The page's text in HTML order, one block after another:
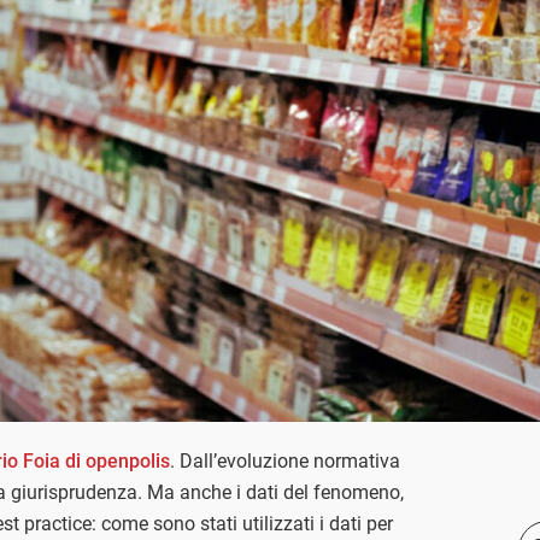
Foia di openpolis. Dall’evoluzione normativa
Ma anche i dati del fenomeno,
practice: come sono stati utilizzati i dati per